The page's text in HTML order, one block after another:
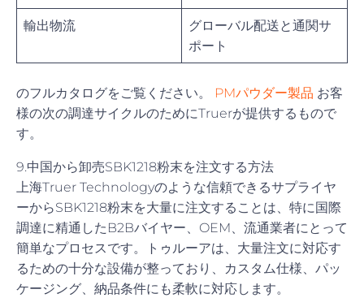
輸出物流
グローバル配送と通関サ
ポート
のフルカタログをご覧ください。 PMパウダー製品 お客
様の次の調達サイクルのためにTruerが提供するもので
す。
9.中国から卸売SBK1218粉末を注文する方法
上海Truer Technologyのような信頼できるサプライヤ
ーからSBK1218粉末を大量に注文することは、特に国際
調達に精通したB2Bバイヤー、OEM、流通業者にとって
簡単なプロセスです。トゥルーアは、大量注文に対応す
るための十分な設備が整っており、カスタム仕様、パッ
ケージング、納品条件にも柔軟に対応します。